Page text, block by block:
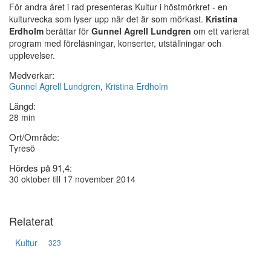
För andra året i rad presenteras Kultur i höstmörkret - en
kulturvecka som lyser upp när det är som mörkast. Kristina
Erdholm berättar för Gunnel Agrell Lundgren om ett varierat
program med föreläsningar, konserter, utställningar och
upplevelser.
Medverkar:
Gunnel Agrell Lundgren, Kristina Erdholm
Längd:
28 min
Ort/Område:
Tyresö
Hördes på 91,4:
30 oktober till 17 november 2014
Relaterat
Kultur 323